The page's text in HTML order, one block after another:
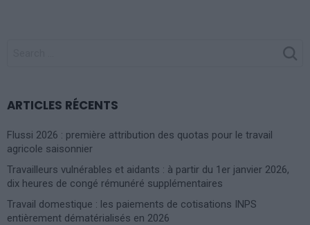
ARTICLES RÉCENTS
Flussi 2026 : première attribution des quotas pour le travail
agricole saisonnier
Travailleurs vulnérables et aidants : à partir du 1er janvier 2026,
dix heures de congé rémunéré supplémentaires
Travail domestique : les paiements de cotisations INPS
entièrement dématérialisés en 2026